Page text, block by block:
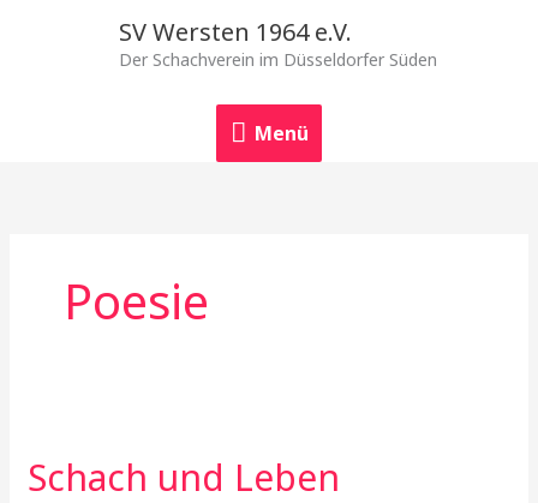
SV Wersten 1964 e.V.
Der Schachverein im Düsseldorfer Süden
Menü
Menü
Poesie
Schach und Leben
Leben